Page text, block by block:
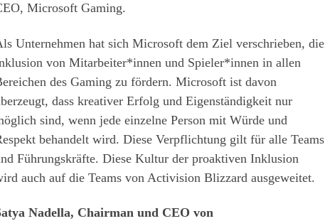
Microsoft Gaming.
Unternehmen hat sich Microsoft dem Ziel verschrieben, die
von Mitarbeiter*innen und Spieler*innen in allen
des Gaming zu fördern. Microsoft ist davon
dass kreativer Erfolg und Eigenständigkeit nur
sind, wenn jede einzelne Person mit Würde und
behandelt wird. Diese Verpflichtung gilt für alle Teams
Führungskräfte. Diese Kultur der proaktiven Inklusion
auch auf die Teams von Activision Blizzard ausgeweitet.
Nadella, Chairman und CEO von